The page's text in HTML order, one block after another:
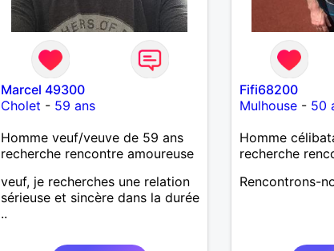
Marcel 49300
Cholet - 59 ans
Homme veuf/veuve de 59 ans
recherche rencontre amoureuse
veuf, je recherches une relation
sérieuse et sincère dans la durée
..
Fifi68200
Mulhouse - 50
Homme
recherche
Rencontrons-